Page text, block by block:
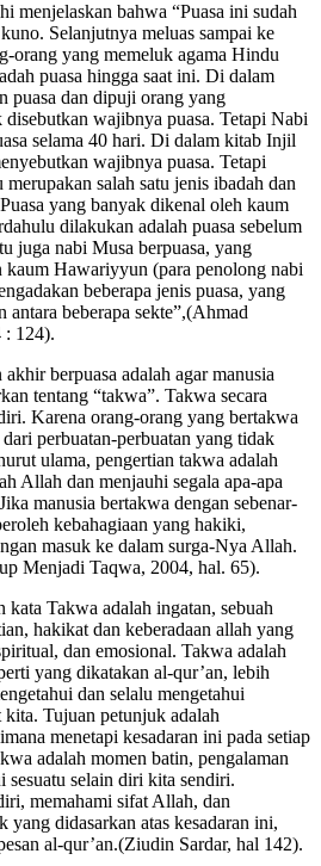
menjelaskan bahwa “Puasa ini sudah
Selanjutnya meluas sampai ke
orang yang memeluk agama Hindu
puasa hingga saat ini. Di dalam
puasa dan dipuji orang yang
wajibnya puasa. Tetapi Nabi
selama 40 hari. Di dalam kitab Injil
wajibnya puasa. Tetapi
salah satu jenis ibadah dan
yang banyak dikenal oleh kaum
dilakukan adalah puasa sebelum
juga nabi Musa berpuasa, yang
kaum Hawariyyun (para penolong nabi
beberapa jenis puasa, yang
antara beberapa sekte”,(Ahmad
: 124).
berpuasa adalah agar manusia
tentang “takwa”. Takwa secara
Karena orang-orang yang bertakwa
perbuatan-perbuatan yang tidak
ulama, pengertian takwa adalah
Allah dan menjauhi segala apa-apa
manusia bertakwa dengan sebenar-
kebahagiaan yang hakiki,
masuk ke dalam surga-Nya Allah.
Menjadi Taqwa, 2004, hal. 65).
Takwa adalah ingatan, sebuah
hakikat dan keberadaan allah yang
dan emosional. Takwa adalah
yang dikatakan al-qur’an, lebih
dan selalu mengetahui
Tujuan petunjuk adalah
menetapi kesadaran ini pada setiap
adalah momen batin, pengalaman
sesuatu selain diri kita sendiri.
memahami sifat Allah, dan
yang didasarkan atas kesadaran ini,
al-qur’an.(Ziudin Sardar, hal 142).